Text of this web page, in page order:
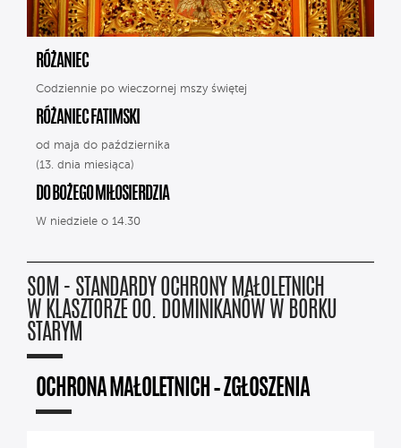
RÓŻANIEC
Codziennie po wieczornej mszy świętej
RÓŻANIEC FATIMSKI
od maja do października
(13. dnia miesiąca)
DO BOŻEGO MIŁOSIERDZIA
W niedziele o 14.30
SOM - STANDARDY OCHRONY MAŁOLETNICH
W KLASZTORZE OO. DOMINIKANÓW W BORKU
STARYM
OCHRONA MAŁOLETNICH – ZGŁOSZENIA